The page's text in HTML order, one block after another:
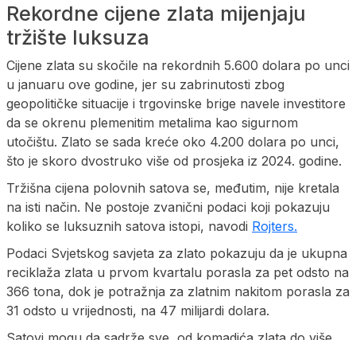
Rekordne cijene zlata mijenjaju
tržište luksuza
Cijene zlata su skočile na rekordnih 5.600 dolara po unci
u januaru ove godine, jer su zabrinutosti zbog
geopolitičke situacije i trgovinske brige navele investitore
da se okrenu plemenitim metalima kao sigurnom
utočištu. Zlato se sada kreće oko 4.200 dolara po unci,
što je skoro dvostruko više od prosjeka iz 2024. godine.
Tržišna cijena polovnih satova se, međutim, nije kretala
na isti način. Ne postoje zvanični podaci koji pokazuju
koliko se luksuznih satova istopi, navodi Rojters.
Podaci Svjetskog savjeta za zlato pokazuju da je ukupna
reciklaža zlata u prvom kvartalu porasla za pet odsto na
366 tona, dok je potražnja za zlatnim nakitom porasla za
31 odsto u vrijednosti, na 47 milijardi dolara.